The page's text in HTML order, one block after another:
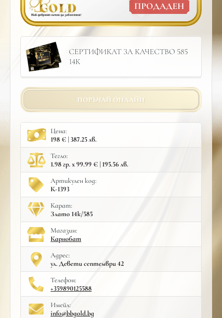
ПРОДАДЕН
СЕРТИФИКАТ ЗА КАЧЕСТВО 585
14К
ПОРЪЧАЙ ОНЛАЙН
Цена:
198 € | 387.25 лв.
Тегло:
1.98 гр. x 99.99 € | 195.56 лв.
Артикулен код:
К-1393
Карат:
Злато 14к/585
Mагазин:
Карнобат
Адрес:
ул. Девети септември 42
Телефон:
+359890125588
Имейл:
info@bbgold.bg